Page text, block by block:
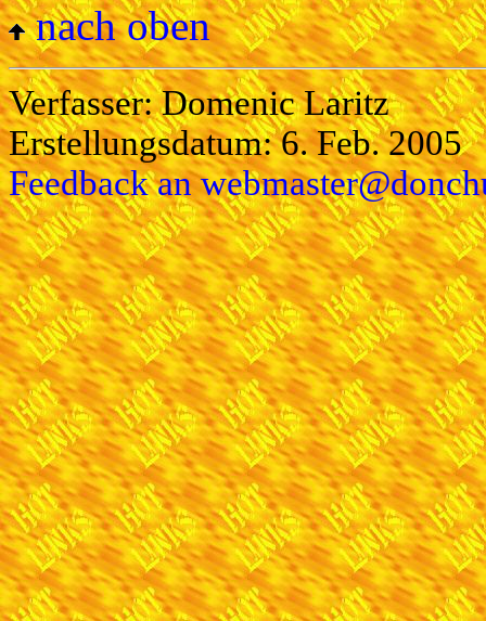
nach oben
Verfasser: Domenic Laritz
Erstellungsdatum: 6. Feb. 2005
Feedback an